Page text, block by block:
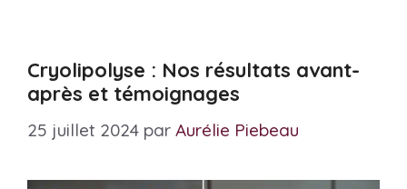
Cryolipolyse : Nos résultats avant-
après et témoignages
25 juillet 2024 par Aurélie Piebeau